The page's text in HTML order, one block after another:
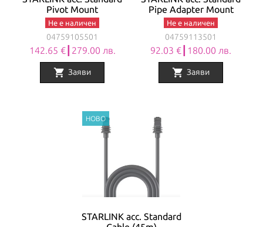
Pivot Mount
Не е наличен
04759105501
142.65 €┃279.00 лв.
shopping_cart Заяви
Pipe Adapter Mount
Не е наличен
04759113501
92.03 €┃180.00 лв.
shopping_cart Заяви
STARLINK acc. Standard